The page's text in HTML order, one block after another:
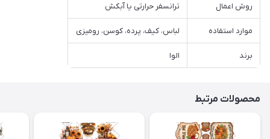
روش اعمال ترانسفر حرارتی یا آبکش
موارد استفاده لباس، کیف، پرده، کوسن، رومیزی
برند الوا
محصولات مرتبط